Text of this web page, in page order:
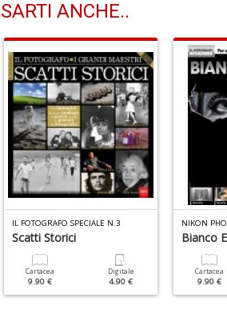
ANCHE..
IL FOTOGRAFO SPECIALE N.3
Scatti Storici
Cartacea
9.90 €
Digitale
4.90 €
NIKON
Bianco
Cartacea
9.90 €